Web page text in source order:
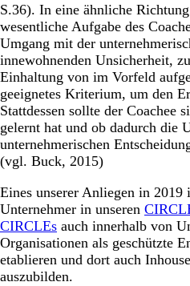
S.36). In eine ähnliche
wesentliche Aufgabe des
Umgang mit der
innewohnenden Unsicherheit,
Einhaltung von im Vorfeld
geeignetes Kriterium, um den
Stattdessen sollte der Coachee
gelernt hat und ob dadurch die
unternehmerischen
(vgl. Buck, 2015)
Eines unserer Anliegen in 2019
Unternehmer in unseren
CIRCLEs auch innerhalb von
Organisationen als geschützte
etablieren und dort auch
auszubilden.